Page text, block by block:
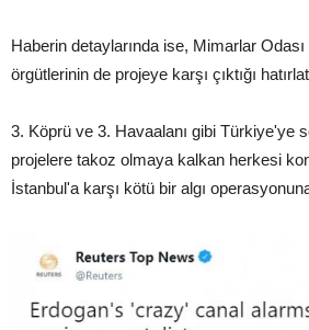
Haberin detaylarında ise, Mimarlar
örgütlerinin de projeye karşı çıktığı
3. Köprü ve 3. Havaalanı gibi Türkiye'ye
projelere takoz olmaya kalkan herkesi
İstanbul'a karşı kötü bir algı